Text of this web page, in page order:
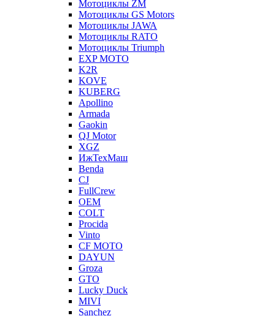
Мотоциклы ZM
Мотоциклы GS Motors
Мотоциклы JAWA
Мотоциклы RATO
Мотоциклы Triumph
EXP MOTO
K2R
KOVE
KUBERG
Apollino
Armada
Gaokin
QJ Motor
XGZ
ИжТехМаш
Benda
CJ
FullCrew
OEM
COLT
Procida
Vinto
CF MOTO
DAYUN
Groza
GTO
Lucky Duck
MIVI
Sanchez